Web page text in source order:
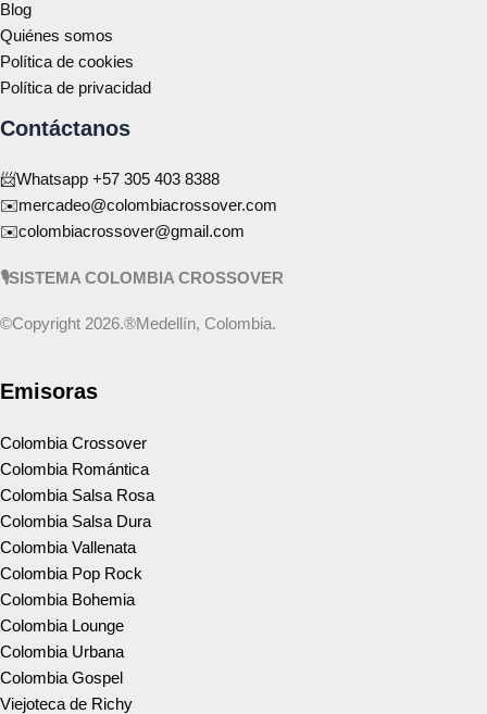
Blog
Quiénes somos
Política de cookies
Política de privacidad
Contáctanos
📨Whatsapp +57 305 403 8388
✉️mercadeo@colombiacrossover.com
✉️colombiacrossover@gmail.com
🎙️SISTEMA COLOMBIA CROSSOVER
©️Copyright 2026.®️Medellín, Colombia.
Emisoras
Colombia Crossover
Colombia Romántica
Colombia Salsa Rosa
Colombia Salsa Dura
Colombia Vallenata
Colombia Pop Rock
Colombia Bohemia
Colombia Lounge
Colombia Urbana
Colombia Gospel
Viejoteca de Richy